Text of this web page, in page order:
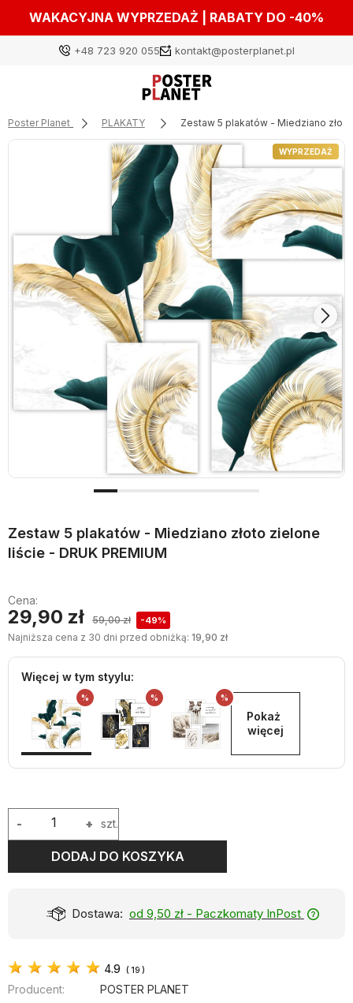
WAKACYJNA WYPRZEDAŻ | RABATY DO -40%
+48 723 920 055 kontakt@posterplanet.pl
Zaloguj się
Załóż konto
Wybierz coś dla siebie z naszej aktualnej oferty lub
zaloguj się, aby przywrócić dodane produkty do listy
z poprzedniej sesji.
Poster Planet PLAKATY Zestaw 5 plakatów - Miedziano
WYPRZEDAŻ
Zestaw 5 plakatów - Miedziano złoto zielone
liście - DRUK PREMIUM
Cena:
29,90 zł 59,00 zł -49%
Najniższa cena z 30 dni przed obniżką: 19,90 zł
Więcej w tym styylu:
% % %
Pokaż
więcej
+
- szt.
DODAJ DO KOSZYKA
Dostawa: od 9,50 zł - Paczkomaty InPost
4.9 (19 )
Producent:
POSTER PLANET